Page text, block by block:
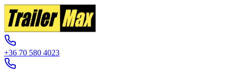
+36 70 580 4023